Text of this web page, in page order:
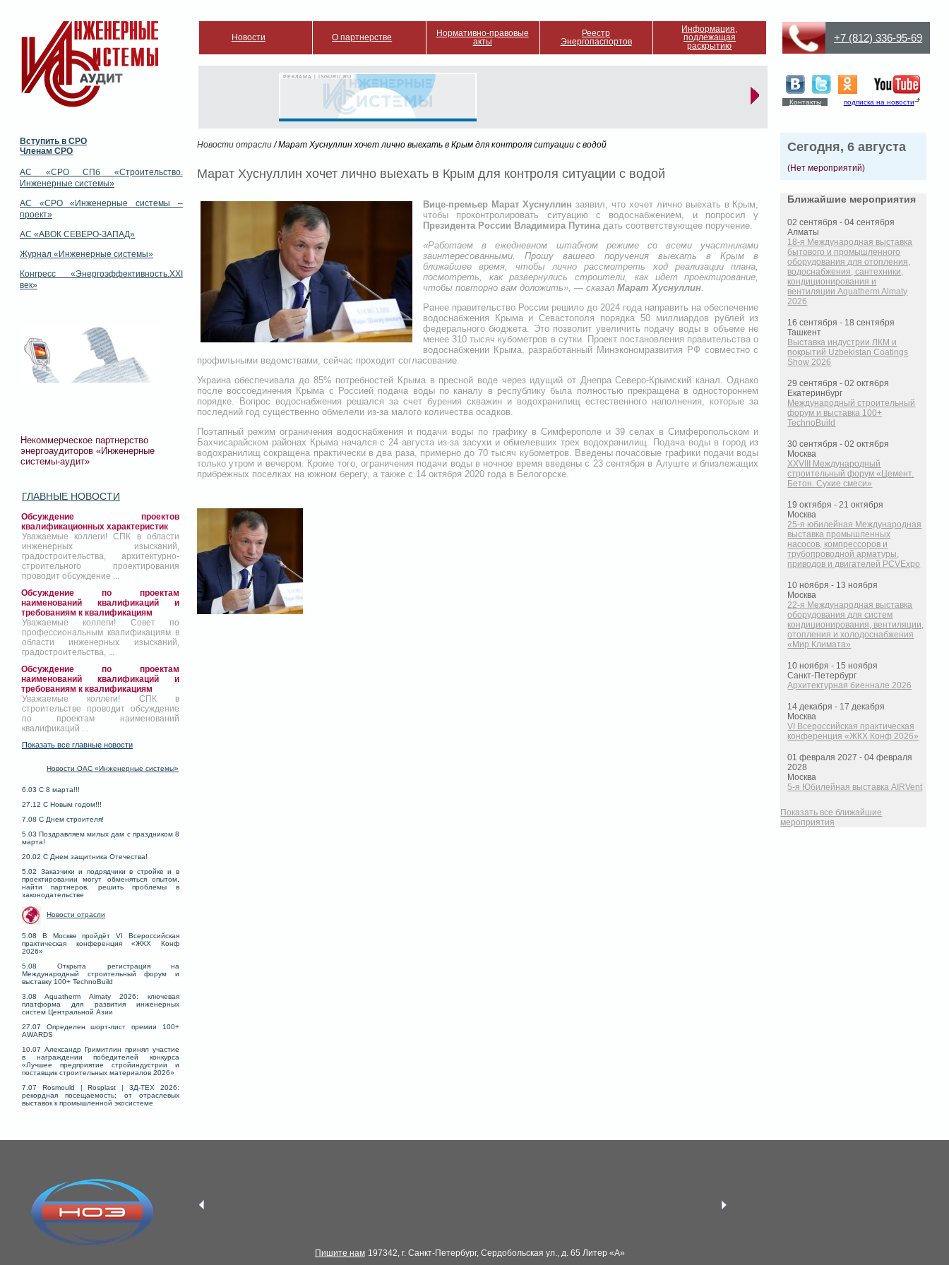
Новости О партнерстве
Нормативно-правовые
акты
Реестр
Энергопаспортов
Информация,
подлежащая
раскрытию
РЕКЛАМА | ISGURU.RU
+7 (812) 336-95-69
Контакты подписка на новости
Вступить в СРО
Членам СРО
АС «СРО СПб «Строительство.
Инженерные системы»
АС «СРО «Инженерные системы –
проект»
АС «АВОК СЕВЕРО-ЗАПАД»
Журнал «Инженерные системы»
Конгресс «Энергоэффективность.XXI
век»
Некоммерческое партнерство
энергоаудиторов «Инженерные
системы-аудит»
ГЛАВНЫЕ НОВОСТИ
Обсуждение проектов
квалификационных характеристик
Уважаемые коллеги! СПК в области
инженерных изысканий,
градостроительства, архитектурно-
строительного проектирования
проводит обсуждение ...
Обсуждение по проектам
наименований квалификаций и
требованиям к квалификациям
Уважаемые коллеги! Совет по
профессиональным квалификациям в
области инженерных изысканий,
градостроительства, ...
Обсуждение по проектам
наименований квалификаций и
требованиям к квалификациям
Уважаемые коллеги! СПК в
строительстве проводит обсуждение
по проектам наименований
квалификаций ...
Показать все главные новости
Новости ОАС «Инженерные системы»
6.03 С 8 марта!!!
27.12 С Новым годом!!!
7.08 С Днем строителя!
5.03 Поздравляем милых дам с праздником 8
марта!
20.02 С Днем защитника Отечества!
5.02 Заказчики и подрядчики в стройке и в
проектировании могут обменяться опытом,
найти партнеров, решить проблемы в
законодательстве
Новости отрасли
5.08 В Москве пройдёт VI Всероссийская
практическая конференция «ЖКХ Конф
2026»
5.08 Открыта регистрация на
Международный строительный форум и
выставку 100+ TechnoBuild
3.08 Aquatherm Almaty 2026: ключевая
платформа для развития инженерных
систем Центральной Азии
27.07 Определен шорт-лист премии 100+
AWARDS
10.07 Александр Гримитлин принял участие
в награждении победителей конкурса
«Лучшее предприятие стройиндустрии и
поставщик строительных материалов 2026»
7.07 Rosmould | Rosplast | 3Д-ТЕХ 2026:
рекордная посещаемость; от отраслевых
выставок к промышленной экосистеме
Сегодня, 6 августа
(Нет мероприятий)
Ближайшие мероприятия
02 сентября - 04 сентября
Алматы
18-я Международная выставка
бытового и промышленного
оборудования для отопления,
водоснабжения, сантехники,
кондиционирования и
вентиляции Aquatherm Almaty
2026
16 сентября - 18 сентября
Ташкент
Выставка индустрии ЛКМ и
покрытий Uzbekistan Coatings
Show 2026
29 сентября - 02 октября
Екатеринбург
Международный строительный
форум и выставка 100+
TechnoBuild
30 сентября - 02 октября
Москва
XXVIII Международный
строительный форум «Цемент.
Бетон. Сухие смеси»
19 октября - 21 октября
Москва
25-я юбилейная Международная
выставка промышленных
насосов, компрессоров и
трубопроводной арматуры,
приводов и двигателей PCVExpo
10 ноября - 13 ноября
Москва
22-я Международная выставка
оборудования для систем
кондиционирования, вентиляции,
отопления и холодоснабжения
«Мир Климата»
10 ноября - 15 ноября
Санкт-Петербург
Архитектурная биеннале 2026
14 декабря - 17 декабря
Москва
VI Всероссийская практическая
конференция «ЖКХ Конф 2026»
01 февраля 2027 - 04 февраля
2028
Москва
5-я Юбилейная выставка AIRVent
Показать все ближайшие
мероприятия
Новости отрасли/ Марат Хуснуллин хочет лично выехать в Крым для контроля ситуации с водой
Марат Хуснуллин хочет лично выехать в Крым для контроля ситуации с водой
Вице-премьер Марат Хуснуллин заявил, что хочет лично выехать в Крым,
чтобы проконтролировать ситуацию с водоснабжением, и попросил у
Президента России Владимира Путинадать соответствующее поручение.
«Работаем в ежедневном штабном режиме со всеми участниками
заинтересованными. Прошу вашего поручения выехать в Крым в
ближайшее время, чтобы лично рассмотреть ход реализации плана,
посмотреть, как развернулись строители, как идет проектирование,
чтобы повторно вам доложить», — сказал Марат Хуснуллин.
Ранее правительство России решило до 2024 года направить на обеспечение
водоснабжения Крыма и Севастополя порядка 50 миллиардов рублей из
федерального бюджета. Это позволит увеличить подачу воды в объеме не
менее 310 тысяч кубометров в сутки. Проект постановления правительства о
водоснабжении Крыма, разработанный Минэкономразвития РФ совместно с
профильными ведомствами, сейчас проходит согласование.
Украина обеспечивала до 85% потребностей Крыма в пресной воде через идущий от Днепра Северо-Крымский канал. Однако
после воссоединения Крыма с Россией подача воды по каналу в республику была полностью прекращена в одностороннем
порядке. Вопрос водоснабжения решался за счет бурения скважин и водохранилищ естественного наполнения, которые за
последний год существенно обмелели из-за малого количества осадков.
Поэтапный режим ограничения водоснабжения и подачи воды по графику в Симферополе и 39 селах в Симферопольском и
Бахчисарайском районах Крыма начался с 24 августа из-за засухи и обмелевших трех водохранилищ. Подача воды в город из
водохранилищ сокращена практически в два раза, примерно до 70 тысяч кубометров. Введены почасовые графики подачи воды
только утром и вечером. Кроме того, ограничения подачи воды в ночное время введены с 23 сентября в Алуште и близлежащих
прибрежных поселках на южном берегу, а также с 14 октября 2020 года в Белогорске.
Пишите нам 197342, г. Санкт-Петербург, Сердобольская ул., д. 65 Литер «А»